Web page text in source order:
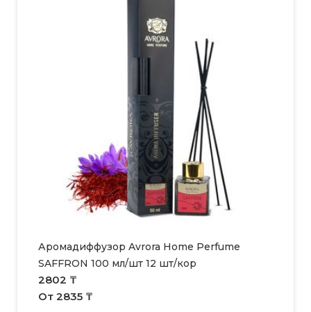
Аромадиффузор Avrora Home Perfume
SAFFRON 100 мл/шт 12 шт/кор
2802 ₸
От 2835 ₸